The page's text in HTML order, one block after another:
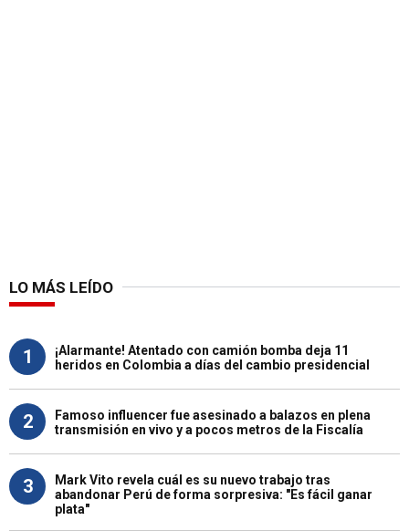
LO MÁS LEÍDO
1
¡Alarmante! Atentado con camión bomba deja 11
heridos en Colombia a días del cambio presidencial
2
Famoso influencer fue asesinado a balazos en plena
transmisión en vivo y a pocos metros de la Fiscalía
3
Mark Vito revela cuál es su nuevo trabajo tras
abandonar Perú de forma sorpresiva: "Es fácil ganar
plata"